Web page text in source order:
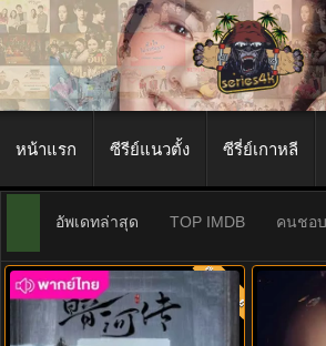
หน้าแรก ซีรีย์แนวตั้ง ซีรี่ย์เกาหลี
อัพเดทล่าสุด TOP IMDB คนชอ
8.0 พากย์ไทย